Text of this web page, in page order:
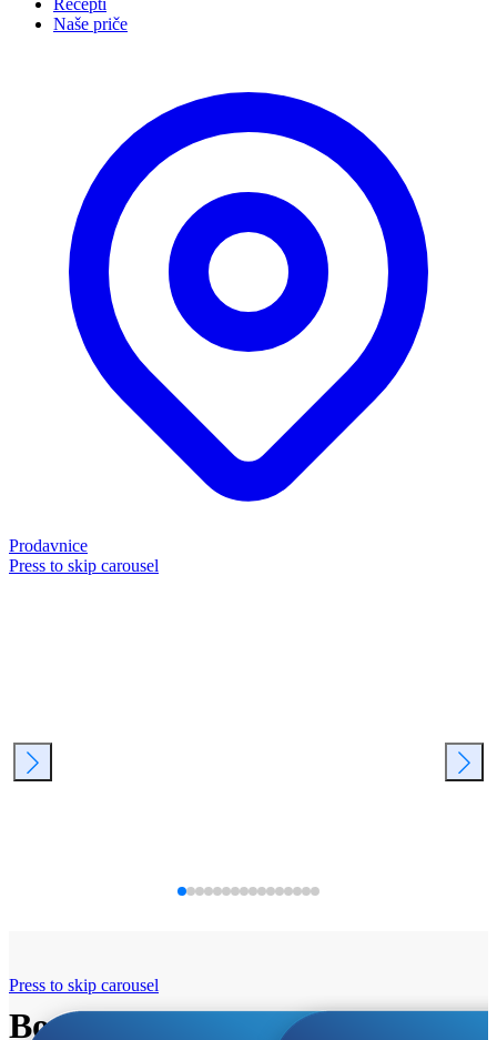
Recepti
Naše priče
Prodavnice
Press to skip carousel
Bosch super cene
Press to skip carousel